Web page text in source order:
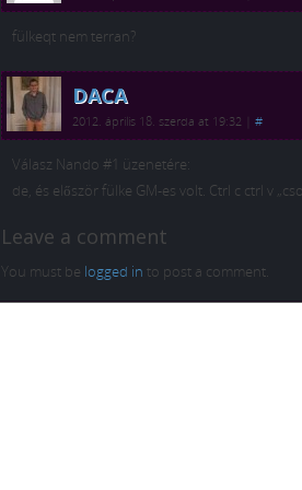
fülkeqt nem terran?
DACA
2012. április 18. szerda at 19:32 #
Válasz Nando #1 üzenetére:
de, és először fülke GM-es volt. Ctrl c ctrl v
Leave a comment
You must be logged in to post a comment.